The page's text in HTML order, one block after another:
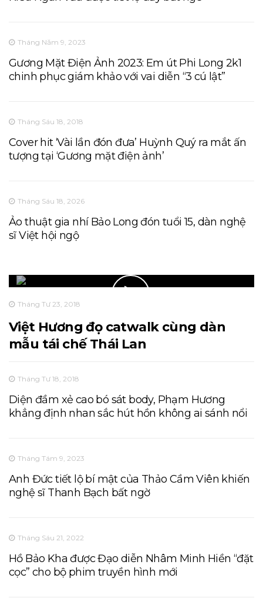
Tháng Năm 9, 2023
Gương Mặt Điện Ảnh 2023: Em út Phi Long 2k1
chinh phục giám khảo với vai diễn “3 cú lật”
Tháng Sáu 18, 2018
Cover hit ‘Vài lần đón đưa’ Huỳnh Quý ra mắt ấn
tượng tại ‘Gương mặt điện ảnh’
Tháng Sáu 18, 2026
Ảo thuật gia nhí Bảo Long đón tuổi 15, dàn nghệ
sĩ Việt hội ngộ
Tháng Tư 23, 2018
Việt Hương đọ catwalk cùng dàn
mẫu tái chế Thái Lan
Tháng Tư 18, 2018
Diện đầm xẻ cao bó sát body, Phạm Hương
khẳng định nhan sắc hút hồn không ai sánh nổi
Tháng Tám 9, 2023
Anh Đức tiết lộ bí mật của Thảo Cầm Viên khiến
nghệ sĩ Thanh Bạch bất ngờ
Tháng Sáu 21, 2022
Hồ Bảo Kha được Đạo diễn Nhâm Minh Hiền “đặt
cọc” cho bộ phim truyền hình mới